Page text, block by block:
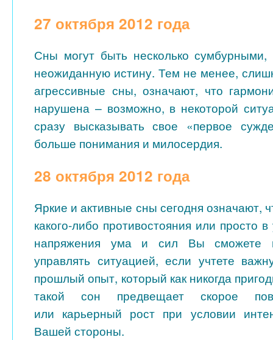
27 октября 2012 года
Сны могут быть несколько сумбурными,
неожиданную истину. Тем не менее,
агрессивные сны, означают, что
нарушена – возможно, в некоторой
сразу высказывать свое «первое
больше понимания и милосердия.
28 октября 2012 года
Яркие и активные сны сегодня означают,
какого-либо противостояния или просто
напряжения ума и сил Вы сможете
управлять ситуацией, если учтете
прошлый опыт, который как никогда
такой сон предвещает скорое
или карьерный рост при условии
Вашей стороны.